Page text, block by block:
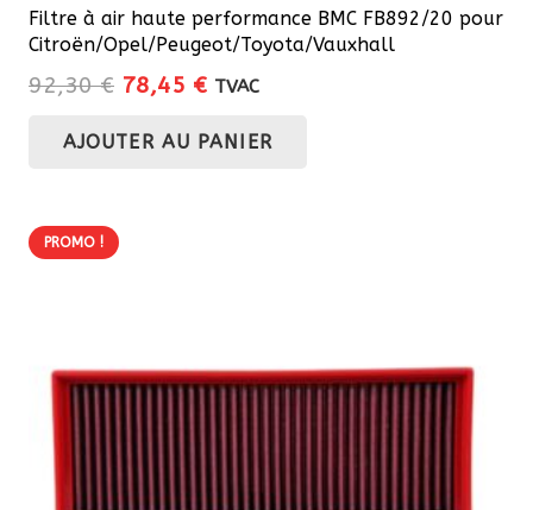
Filtre à air haute performance BMC FB892/20 pour
Citroën/Opel/Peugeot/Toyota/Vauxhall
92,30€ Le
initial
78,45 €Le
actuel
TVAC
AJOUTER AU PANIER
PROMO !